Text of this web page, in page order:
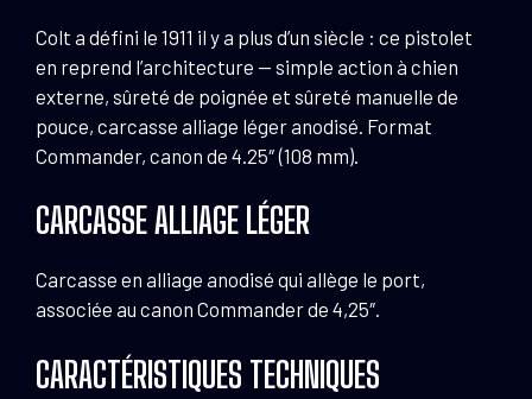
Colt a défini le 1911 il y a plus d’un siècle : ce pistolet
en reprend l’architecture — simple action à chien
externe, sûreté de poignée et sûreté manuelle de
pouce, carcasse alliage léger anodisé. Format
Commander, canon de 4.25″ (108 mm).
CARCASSE ALLIAGE LÉGER
Carcasse en alliage anodisé qui allège le port,
associée au canon Commander de 4,25″.
CARACTÉRISTIQUES TECHNIQUES